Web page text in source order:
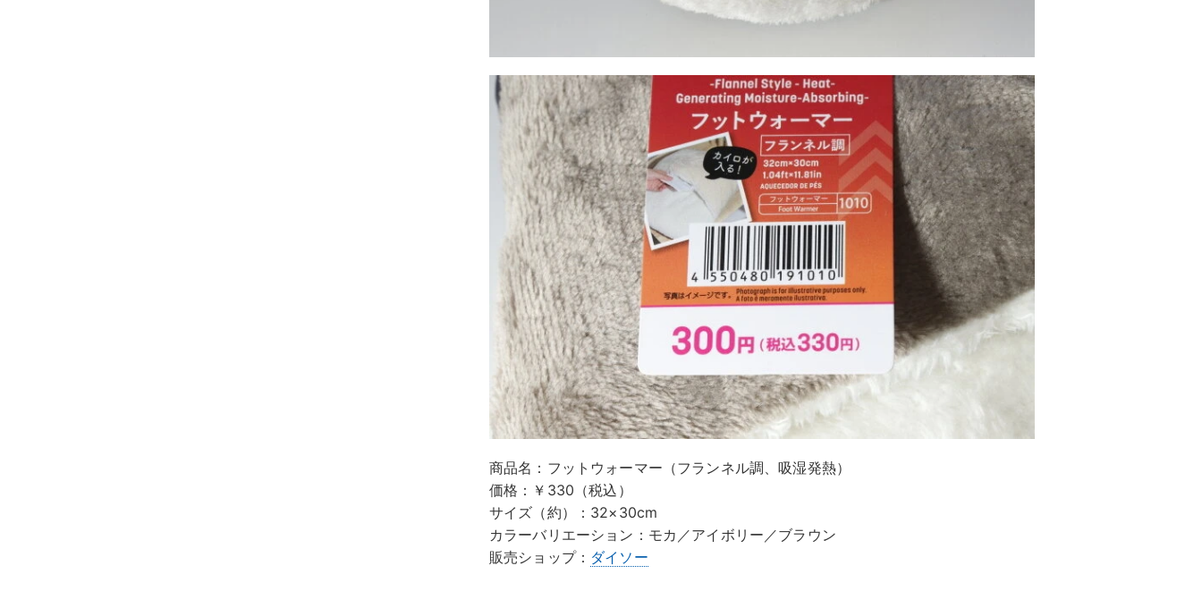
商品名：フットウォーマー（フランネル調、吸湿発熱）
価格：￥330（税込）
サイズ（約）：32×30cm
カラーバリエーション：モカ／アイボリー／ブラウン
販売ショップ： ダイソー